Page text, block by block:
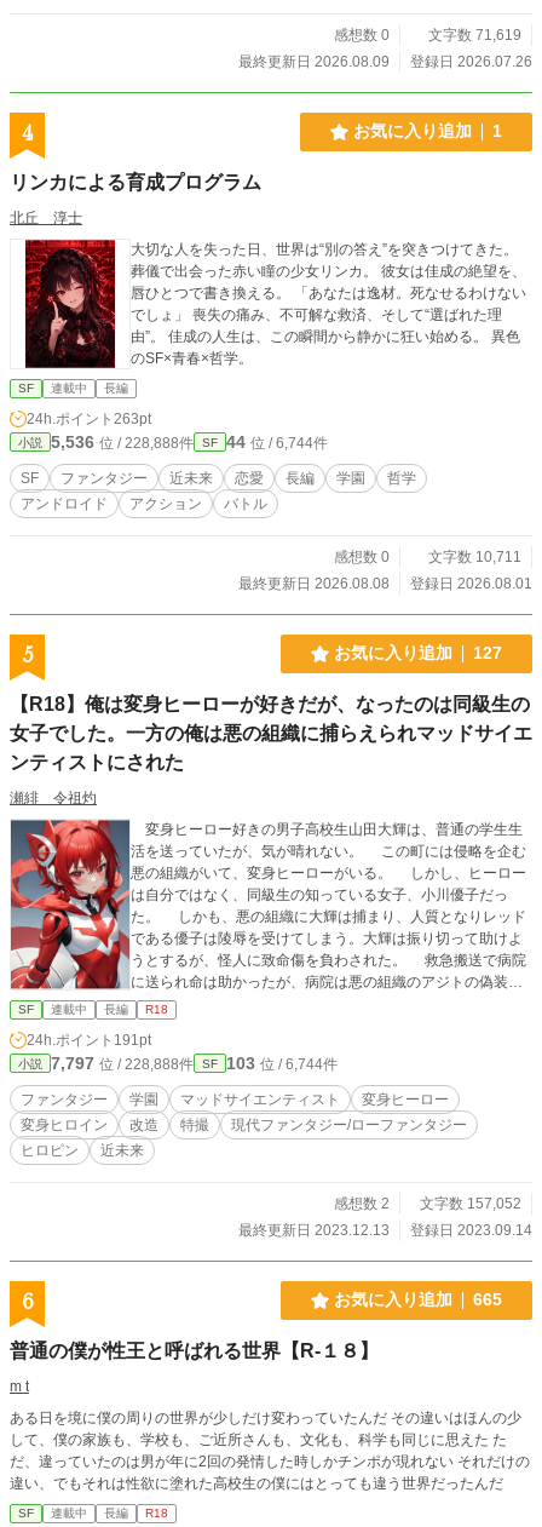
感想数 0
文字数 71,619
最終更新日 2026.08.09
登録日 2026.07.26
4 お気に入り追加 1
リンカによる育成プログラム
北丘 淳士
大切な人を失った日、世界は“別の答え”を突きつけてきた。
葬儀で出会った赤い瞳の少女リンカ。 彼女は佳成の絶望を、
唇ひとつで書き換える。 「あなたは逸材。死なせるわけない
でしょ」 喪失の痛み、不可解な救済、そして“選ばれた理
由”。 佳成の人生は、この瞬間から静かに狂い始める。 異色
のSF×青春×哲学。
SF 連載中 長編
24h.ポイント 263pt
小説 5,536 位 / 228,888件 SF 44 位 / 6,744件
SF ファンタジー 近未来 恋愛 長編 学園
哲学
アンドロイド
アクション バトル
感想数 0
文字数 10,711
最終更新日 2026.08.08
登録日 2026.08.01
5 お気に入り追加 127
【R18】俺は変身ヒーローが好きだが、なったのは同級生の
女子でした。一方の俺は悪の組織に捕らえられマッドサイエ
ンティストにされた
瀬緋 令祖灼
変身ヒーロー好きの男子高校生山田大輝は、普通の学生生
活を送っていたが、気が晴れない。 この町には侵略を企む
悪の組織がいて、変身ヒーローがいる。 しかし、ヒーロー
は自分ではなく、同級生の知っている女子、小川優子だっ
た。 しかも、悪の組織に大輝は捕まり、人質となりレッド
である優子は陵辱を受けてしまう。大輝は振り切って助けよ
うとするが、怪人に致命傷を負わされた。 救急搬送で病院
に送られ命は助かったが、病院は悪の組織のアジトの偽装。
地下にある秘密研究所で大輝は改造されてマッドサイエン
ティストにされてしまう。 そんな時、変身ヒーローをして
いる彼女、小川優子がやって来てしまった。 変身ヒーロー
の少女とマッドサイエンティストの少年のR18小説 実験的
に画像生成ＡＩのイラストを使っています。
SF 連載中 長編 R18
24h.ポイント 191pt
小説 7,797 位 / 228,888件 SF 103 位 / 6,744件
ファンタジー 学園 マッドサイエンティスト
変身ヒーロー
変身ヒロイン
改造 特撮
現代ファンタジー/ローファンタジー
ヒロピン
近未来
感想数 2
文字数 157,052
最終更新日 2023.12.13
登録日 2023.09.14
6 お気に入り追加 665
普通の僕が性王と呼ばれる世界【R-１８】
m t
ある日を境に僕の周りの世界が少しだけ変わっていたんだ その違いはほんの少
して、僕の家族も、学校も、ご近所さんも、文化も、科学も同じに思えた た
だ、違っていたのは男が年に2回の発情した時しかチンポが現れない それだけの
違い、でもそれは性欲に塗れた高校生の僕にはとっても違う世界だったんだ
SF 連載中 長編 R18